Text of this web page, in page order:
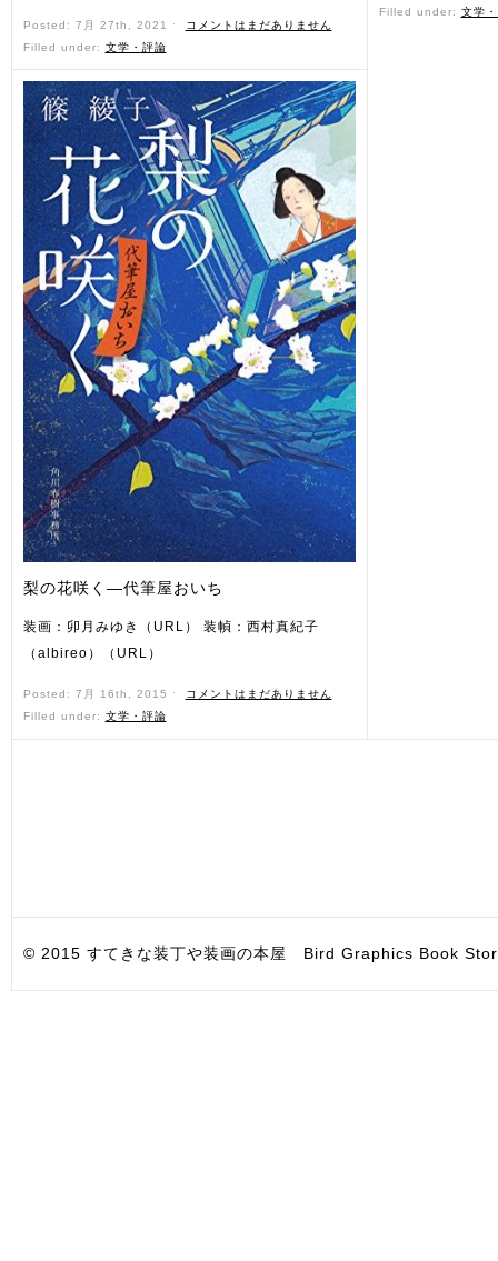
Posted: 7月 27th, 2021 ˑ
コメントはまだありません
Filled under: 文学・評論
梨の花咲く―代筆屋おいち
装画：卯月みゆき（URL） 装幀：西村真紀子
（albireo）（URL）
Posted: 7月 16th, 2015 ˑ
コメントはまだありません
Filled under: 文学・評論
Filled under: 文学
© 2015 すてきな装丁や装画の本屋 Bird Graphics Book